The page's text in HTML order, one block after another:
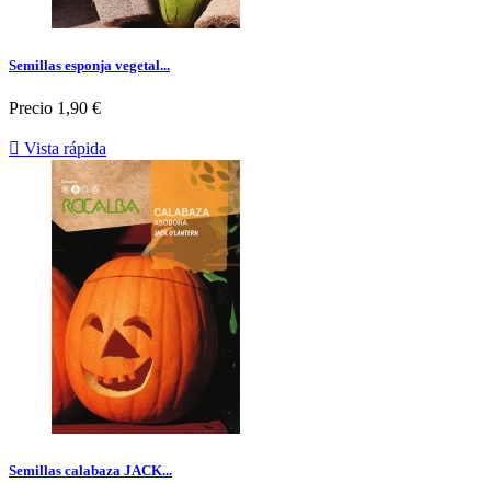
Semillas esponja vegetal...
Precio 1,90 €
 Vista rápida
Semillas calabaza JACK...